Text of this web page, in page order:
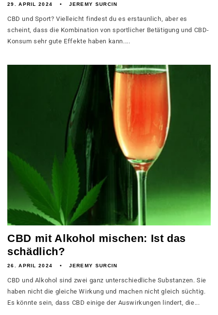
29. APRIL 2024 JEREMY SURCIN
CBD und Sport? Vielleicht findest du es erstaunlich, aber es
scheint, dass die Kombination von sportlicher Betätigung und CBD-
Konsum sehr gute Effekte haben kann....
CBD mit Alkohol mischen: Ist das
schädlich?
26. APRIL 2024 JEREMY SURCIN
CBD und Alkohol sind zwei ganz unterschiedliche Substanzen. Sie
haben nicht die gleiche Wirkung und machen nicht gleich süchtig.
Es könnte sein, dass CBD einige der Auswirkungen lindert, die...